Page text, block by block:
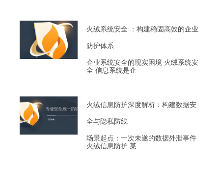
火绒系统安全 ：构建稳固高效的企业
防护体系
企业系统安全的现实困境 火绒系统安
全 信息系统是企
火绒信息防护深度解析：构建数据安
全与隐私防线
场景起点：一次未遂的数据外泄事件
火绒信息防护 某